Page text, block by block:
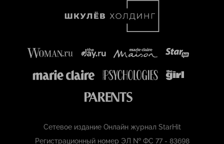
Сетевое издание Онлайн журнал StarHit
Регистрационный номер ЭЛ № ФС 77 - 83698